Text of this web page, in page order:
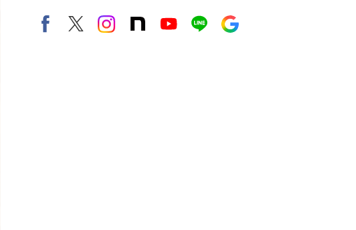
FacebookX（旧twitter）
instagram
note Youtubeline